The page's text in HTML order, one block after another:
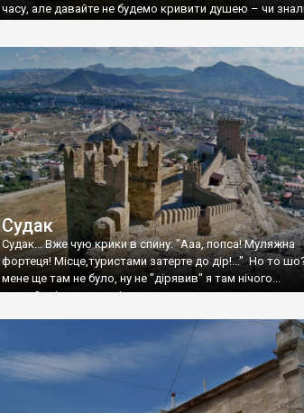
часу, але давайте не будемо кривити душею – чи
Судак
Судак... Вже чую крики в спину: "Ааа, попса! Муляжна
фортеця! Місце,туристами затерте до дір!..." Но то
мене ще там не було, ну не "дірявив" я там нічого...
принаймні до цього літа.